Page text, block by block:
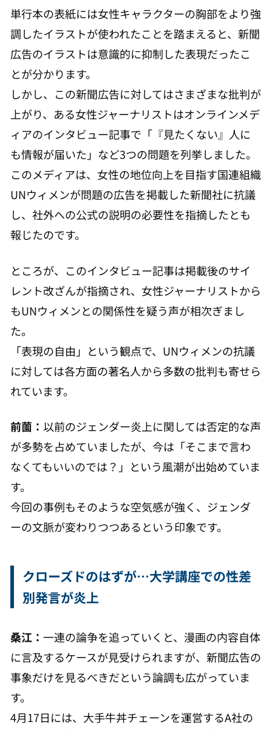
単行本の表紙には女性キャラクターの胸部をより強
調したイラストが使われたことを踏まえると、新聞
広告のイラストは意識的に抑制した表現だったこ
とが分かります。
しかし、この新聞広告に対してはさまざまな批判が
上がり、ある女性ジャーナリストはオンラインメデ
ィアのインタビュー記事で「『見たくない』人に
も情報が届いた」など3つの問題を列挙しました。
このメディアは、女性の地位向上を目指す国連組織
UNウィメンが問題の広告を掲載した新聞社に抗議
し、社外への公式の説明の必要性を指摘したとも
報じたのです。
ところが、このインタビュー記事は掲載後のサイ
レント改ざんが指摘され、女性ジャーナリストから
もUNウィメンとの関係性を疑う声が相次ぎまし
た。
「表現の自由」という観点で、UNウィメンの抗議
に対しては各方面の著名人から多数の批判も寄せら
れています。
前薗：以前のジェンダー炎上に関しては否定的な声
が多勢を占めていましたが、今は「そこまで言わ
なくてもいいのでは？」という風潮が出始めていま
す。
今回の事例もそのような空気感が強く、ジェンダ
ーの文脈が変わりつつあるという印象です。
クローズドのはずが…大学講座での性差
別発言が炎上
桑江：一連の論争を追っていくと、漫画の内容自体
に言及するケースが見受けられますが、新聞広告の
事象だけを見るべきだという論調も広がっていま
す。
4月17日には、大手牛丼チェーンを運営するA社の